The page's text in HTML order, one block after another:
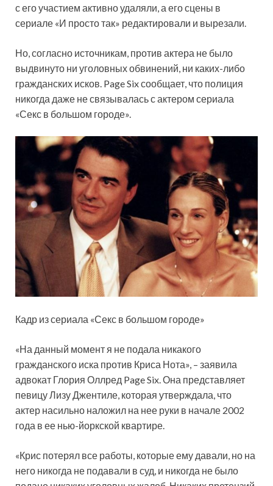
с его участием активно удаляли, а его сцены в
сериале «И просто так» редактировали и вырезали.
Но, согласно источникам, против актера не было
выдвинуто ни уголовных обвинений, ни каких-либо
гражданских исков. Page Six сообщает, что полиция
никогда даже не связывалась с актером сериала
«Секс в большом городе».
Кадр из сериала «Секс в большом городе»
«На данный момент я не подала никакого
гражданского иска против Криса Нота», – заявила
адвокат Глория Оллред Page Six. Она представляет
певицу Лизу Джентиле, которая утверждала, что
актер насильно наложил на нее руки в начале 2002
года в ее нью-йоркской квартире.
«Крис потерял все работы, которые ему давали, но на
него никогда не подавали в суд, и никогда не было